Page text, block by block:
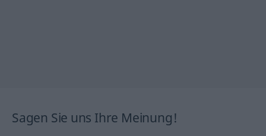
Sagen Sie uns Ihre Meinung!